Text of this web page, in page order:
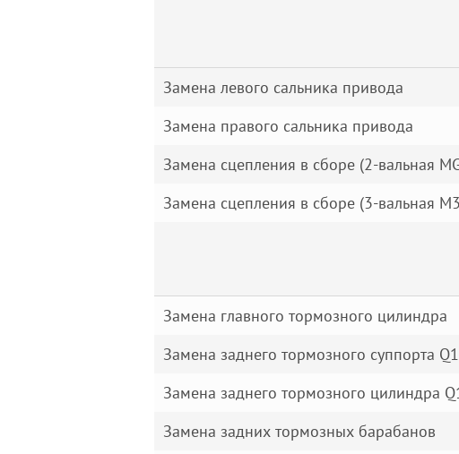
Замена левого сальника привода
Замена правого сальника привода
Замена сцепления в сборе (2-вальная
Замена сцепления в сборе (3-вальная
Замена главного тормозного цилиндра
Замена заднего тормозного суппорта
Замена заднего тормозного цилиндра
Замена задних тормозных барабанов